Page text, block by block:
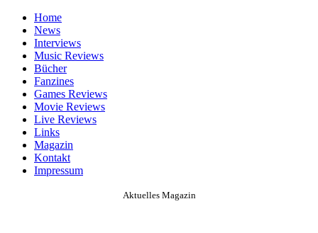
Home
News
Interviews
Music Reviews
Bücher
Fanzines
Games Reviews
Movie Reviews
Live Reviews
Links
Magazin
Kontakt
Impressum
Aktuelles Magazin